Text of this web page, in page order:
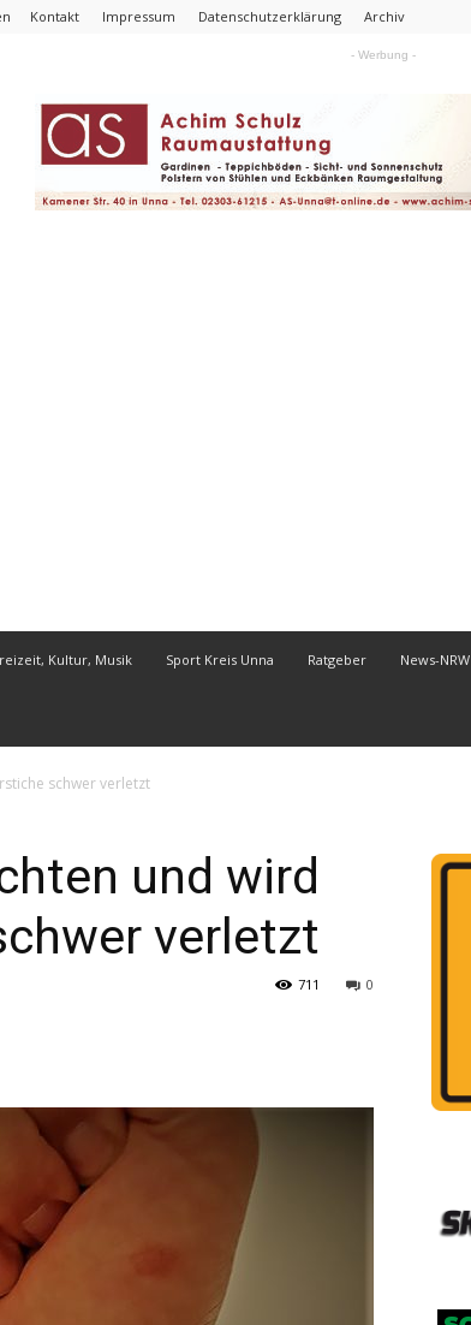
Kontakt Impressum Datenschutzerklärung Archiv
- Werbung -
Kultur, Musik Sport Kreis Unna Ratgeber News-NRW
schwer verletzt
und wird
verletzt
0
711